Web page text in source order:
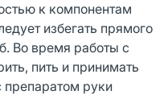
к компонентам
избегать прямого
Во время работы с
пить и принимать
препаратом руки